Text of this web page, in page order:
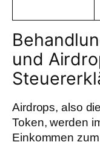
und
Airdrops, also
Token, werden
Einkommen